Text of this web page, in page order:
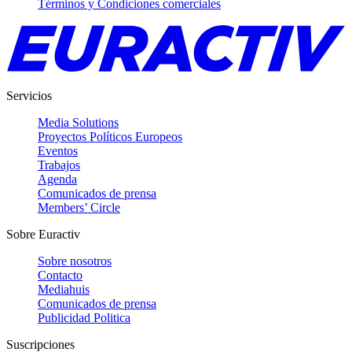
Términos y Condiciones comerciales
Servicios
Media Solutions
Proyectos Políticos Europeos
Eventos
Trabajos
Agenda
Comunicados de prensa
Members’ Circle
Sobre Euractiv
Sobre nosotros
Contacto
Mediahuis
Comunicados de prensa
Publicidad Politica
Suscripciones